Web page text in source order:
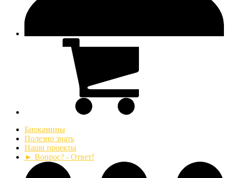
Биокамины
Полезно знать
Наши проекты
► Вопрос? - Ответ!